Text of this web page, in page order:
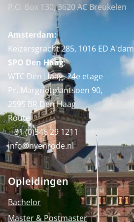
P.O. Box 130, 3620 AC Breukelen
Amsterdam:
Keizersgracht 285, 1016 ED A'dam
SPO Den Haag:
WTC Den Haag, 24e etage
Pr. Margrietplantsoen 90,
2595 BR Den Haag
Route
+31 (0)346 29 1211
info@nyenrode.nl
Opleidingen
Bachelor
Master & Postmaster